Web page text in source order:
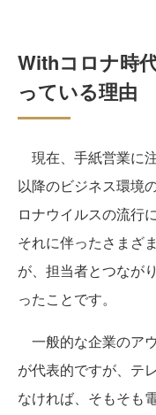
Withコロナ時
っている理由
現在、手紙営業に
以降のビジネス環境
ロナウイルスの流行
それに伴ったさまざ
が、担当者とつなが
ったことです。
一般的な企業のア
が代表的ですが、テ
なければ、そもそも